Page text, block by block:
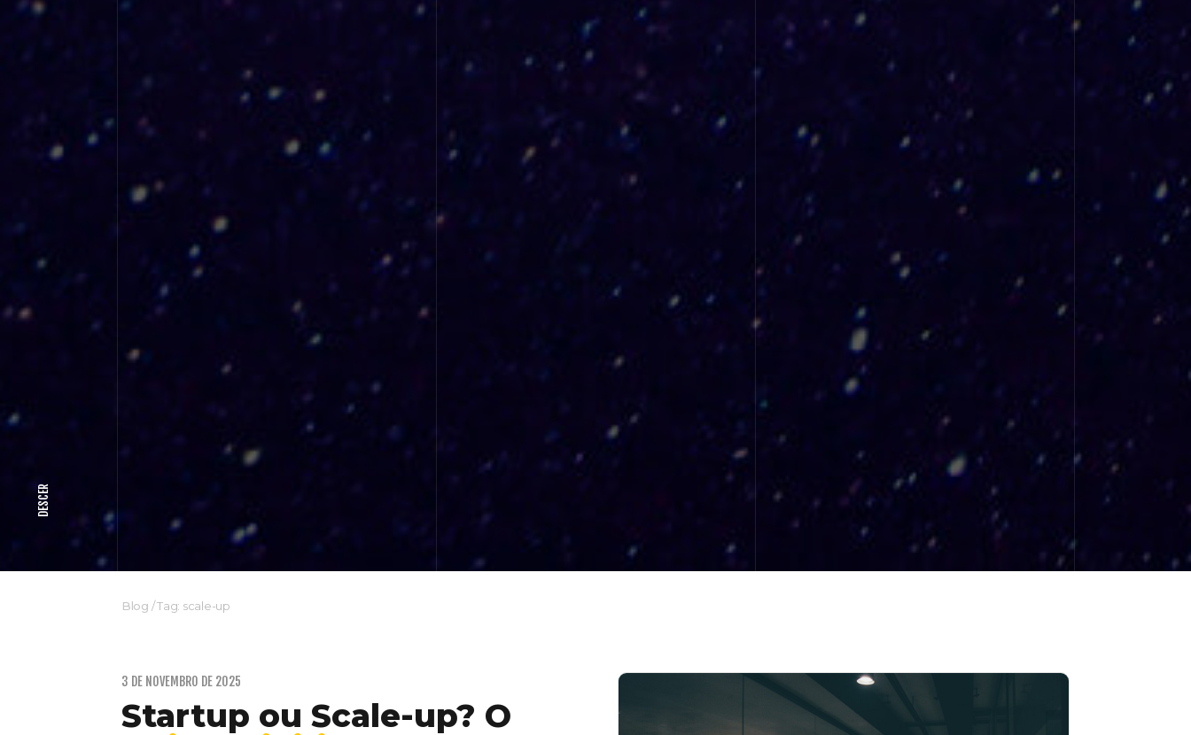
DESCER
Blog /Tag: scale-up
3 DE NOVEMBRO DE 2025
Startup ou Scale-up? O